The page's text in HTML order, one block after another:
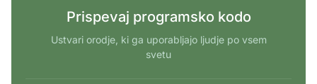
Prispevaj programsko kodo
Ustvari orodje, ki ga uporabljajo ljudje po vsem
svetu